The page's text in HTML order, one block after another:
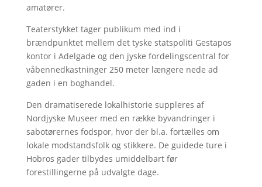
amatører.
Teaterstykket tager publikum med ind i
brændpunktet mellem det tyske statspoliti Gestapos
kontor i Adelgade og den jyske fordelingscentral for
våbennedkastninger 250 meter længere nede ad
gaden i en boghandel.
Den dramatiserede lokalhistorie suppleres af
Nordjyske Museer med en række byvandringer i
sabotørernes fodspor, hvor der bl.a. fortælles om
lokale modstandsfolk og stikkere. De guidede ture i
Hobros gader tilbydes umiddelbart før
forestillingerne på udvalgte dage.